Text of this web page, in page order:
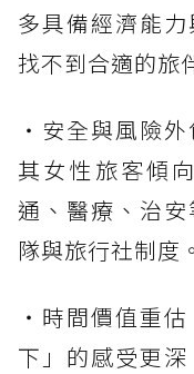
多具備經濟能
找不到合適的旅
・安全與風險
其女性旅客傾
通、醫療、治
隊與旅行社制度。
・時間價值重
下」的感受更